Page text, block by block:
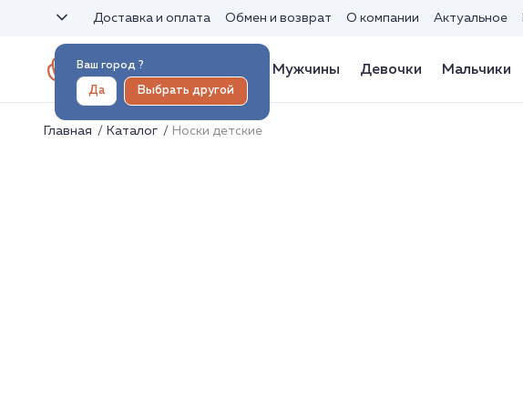
Ваш город ?
Да Выбрать другой
Доставка и оплата Обмен и возврат О компании Актуальное
Мужчины Девочки Мальчики
Главная Каталог Носки детские